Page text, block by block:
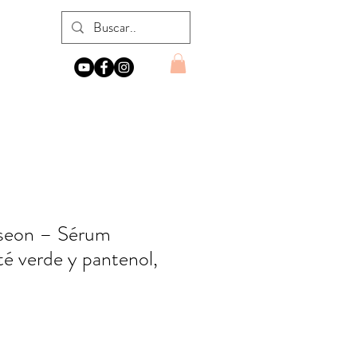
– Sérum
verde y pantenol,